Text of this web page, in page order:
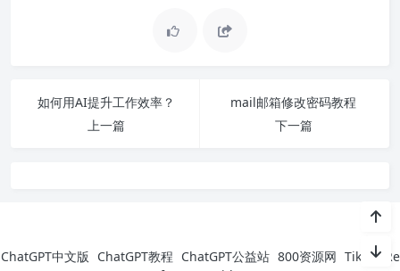
如何用AI提升工作效率？
上一篇
mail邮箱修改密码教程
下一篇
ChatGPT中文版 ChatGPT教程 ChatGPT公益站 800资源网 TikTok Re